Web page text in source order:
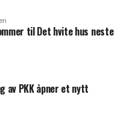
til Det hvite hus neste
av PKK åpner et nytt